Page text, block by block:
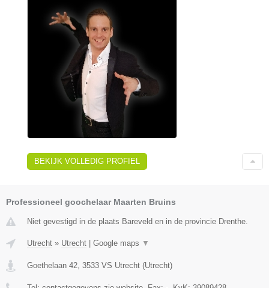
BEKIJK VOLLEDIG PROFIEL
Professioneel goochelaar Maarten Bruins
Niet gevestigd in de plaats Bareveld en in de provincie Drenthe.
Utrecht » Utrecht Google maps ▼
Goethelaan 42, 3533 VS Utrecht (Utrecht)